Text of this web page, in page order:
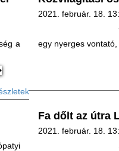
a
2021. február. 18.
egy nyerges
Fa dőlt az útra
2021. február. 18.